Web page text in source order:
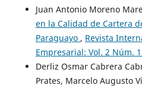
Juan Antonio Moreno
en la Calidad de Cartera
Paraguayo , Revista
Empresarial: Vol. 2 Núm.
Derliz Osmar Cabrera
Prates, Marcelo Augusto